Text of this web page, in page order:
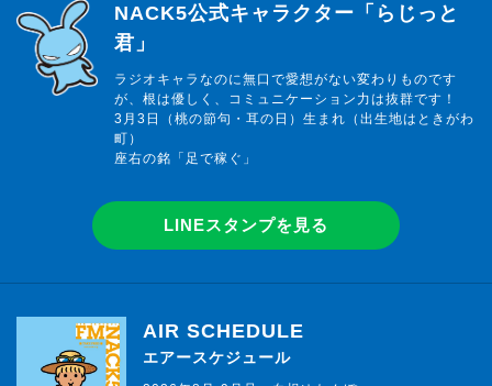
らじっと君
NACK5公式キャラクター「らじっと
君」
ラジオキャラなのに無口で愛想がない変わりものです
が、根は優しく、コミュニケーション力は抜群です！
3月3日（桃の節句・耳の日）生まれ（出生地はときがわ
町）
座右の銘「足で稼ぐ」
LINEスタンプを見る
AIR SCHEDULE
エアースケジュール